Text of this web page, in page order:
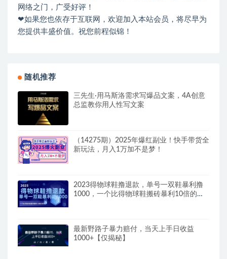
网络之门，广受好评！
❤如果您也依存于互联网，欢迎加入本站会员，将尽早为
您提供丰盛价值。祝您前程似锦！
随机推荐
三先生·用马斯洛需求写爆品文案，4A创意
总监教你用人性写文案
（14275期）2025年爆红副业！快手带货全
新玩法，月入1万加不是梦！
2023得物球鞋撸退款，单号一双鞋暴利撸
1000，一个比得物球鞋搬砖暴利10倍的项
最新野路子暴力赔付，当天上手日收益
1000+【仅揭秘】